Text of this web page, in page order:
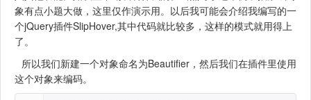
象有点小题大做，这里仅作演示用。以后我可能会介绍我编写的一
个jQuery插件SlipHover,其中代码就比较多，这样的模式就用得上
了。
所以我们新建一个对象命名为Beautifier，然后我们在插件里使用
这个对象来编码。